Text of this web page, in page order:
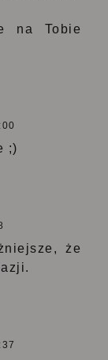
na Tobie
;)
że